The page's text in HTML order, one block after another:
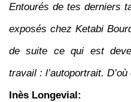
Entourés de tes derniers
exposés chez Ketabi
de suite ce qui est
travail : l’autoportrait.
Inès Longevial: